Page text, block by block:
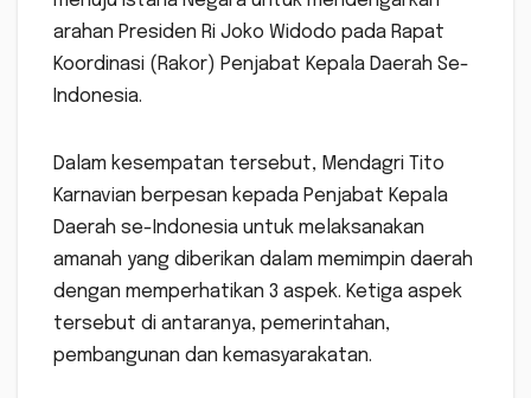
arahan Presiden Ri Joko Widodo pada Rapat
Koordinasi (Rakor) Penjabat Kepala Daerah Se-
Indonesia.
Dalam kesempatan tersebut, Mendagri Tito
Karnavian berpesan kepada Penjabat Kepala
Daerah se-Indonesia untuk melaksanakan
amanah yang diberikan dalam memimpin daerah
dengan memperhatikan 3 aspek. Ketiga aspek
tersebut di antaranya, pemerintahan,
pembangunan dan kemasyarakatan.